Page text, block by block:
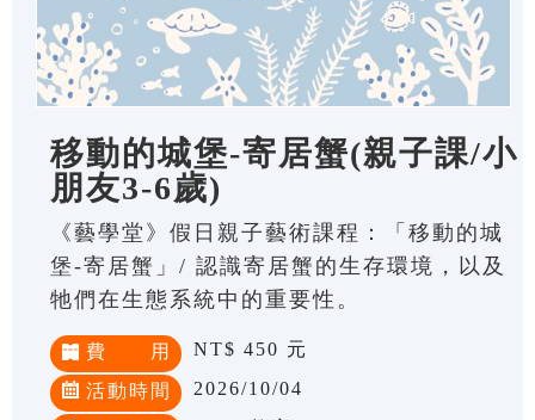
移動的城堡-寄居蟹(親子課/小
朋友3-6歲)
《藝學堂》假日親子藝術課程：「移動的城
堡-寄居蟹」/ 認識寄居蟹的生存環境，以及
牠們在生態系統中的重要性。
費 用 NT$ 450 元
活動時間 2026/10/04